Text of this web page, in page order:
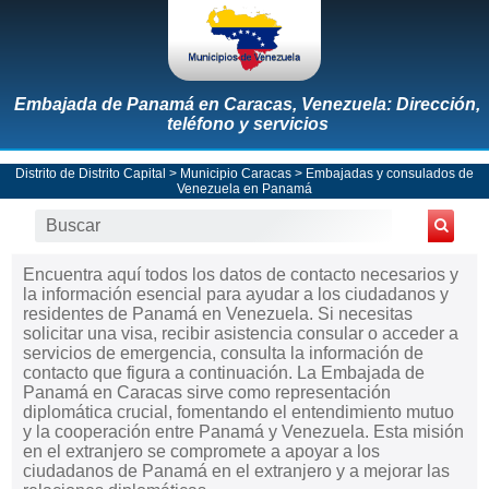
Embajada de Panamá en Caracas, Venezuela: Dirección,
teléfono y servicios
Distrito de Distrito Capital > Municipio Caracas > Embajadas y consulados de
Venezuela en Panamá
Encuentra aquí todos los datos de contacto necesarios y
la información esencial para ayudar a los ciudadanos y
residentes de Panamá en Venezuela. Si necesitas
solicitar una visa, recibir asistencia consular o acceder a
servicios de emergencia, consulta la información de
contacto que figura a continuación. La Embajada de
Panamá en Caracas sirve como representación
diplomática crucial, fomentando el entendimiento mutuo
y la cooperación entre Panamá y Venezuela. Esta misión
en el extranjero se compromete a apoyar a los
ciudadanos de Panamá en el extranjero y a mejorar las